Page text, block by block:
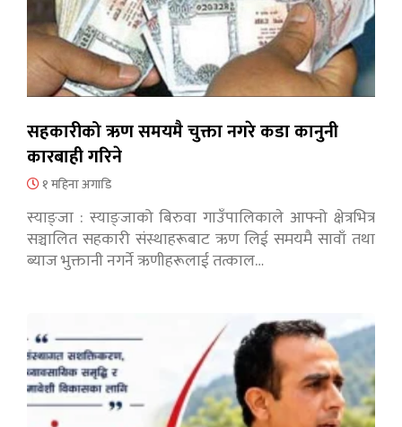
सहकारीको ऋण समयमै चुक्ता नगरे कडा कानुनी
कारबाही गरिने
१ महिना अगाडि
स्याङ्जा : स्याङ्जाको बिरुवा गाउँपालिकाले आफ्नो क्षेत्रभित्र
सञ्चालित सहकारी संस्थाहरूबाट ऋण लिई समयमै सावाँ तथा
ब्याज भुक्तानी नगर्ने ऋणीहरूलाई तत्काल…